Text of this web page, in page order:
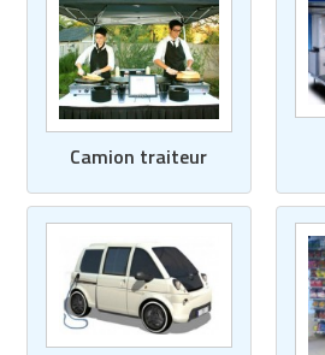
Camion traiteur